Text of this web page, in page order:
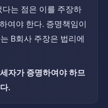
는 점은 이를 주장하
여야 한다. 증명책임이
B회사 주장은 법리에
자가 증명하여야 하므
.